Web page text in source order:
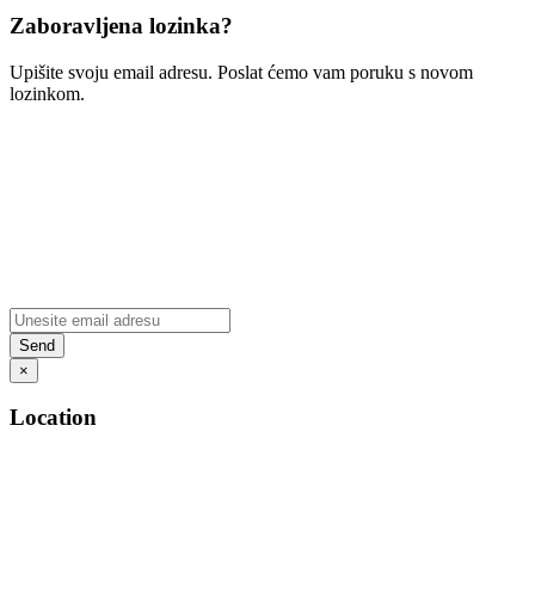
Zaboravljena lozinka?
Upišite svoju email adresu. Poslat ćemo vam poruku s novom
lozinkom.
×
Location